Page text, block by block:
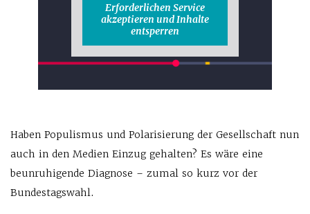
Erforderlichen Service
akzeptieren und Inhalte
entsperren
Haben Populismus und Polarisierung der Gesellschaft nun
auch in den Medien Einzug gehalten? Es wäre eine
beunruhigende Diagnose – zumal so kurz vor der
Bundestagswahl.